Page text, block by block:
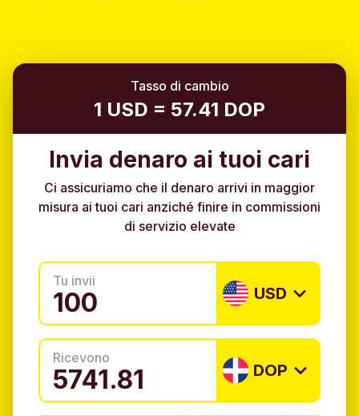
Tasso di cambio
1 USD = 57.41 DOP
Invia denaro ai tuoi cari
Ci assicuriamo che il denaro arrivi in maggior
misura ai tuoi cari anziché finire in commissioni
di servizio elevate
Tu invii
USD
Ricevono
DOP